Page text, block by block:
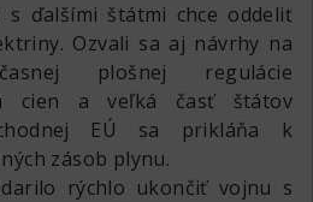
s ďalšími štátmi chce oddeliť
Ozvali sa aj návrhy na
plošnej regulácie
cien a veľká časť štátov
EÚ sa prikláňa k
zásob plynu.
rýchlo ukončiť vojnu s